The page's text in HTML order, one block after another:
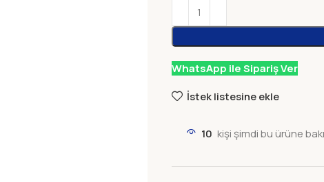
WhatsApp ile Sipariş Ver
İstek listesine ekle
10 kişi şimdi bu ürüne